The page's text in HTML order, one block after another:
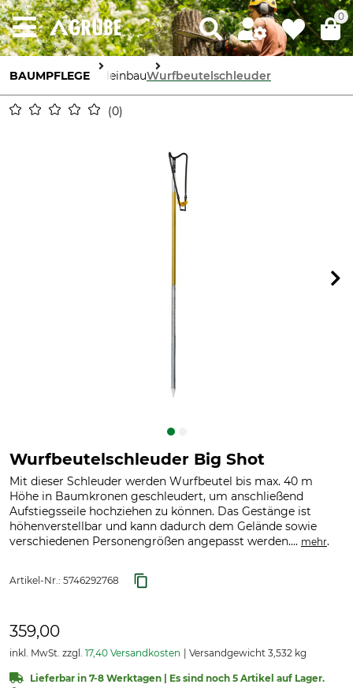
0
BAUMPFLEGE SeileinbauWurfbeutelschleuder
0
Wurfbeutelschleuder Big Shot
Mit dieser Schleuder werden Wurfbeutel bis max. 40 m
Höhe in Baumkronen geschleudert, um anschließend
Aufstiegsseile hochziehen zu können. Das Gestänge ist
höhenverstellbar und kann dadurch dem Gelände sowie
verschiedenen Personengrößen angepasst werden.... mehr.
Artikel-Nr.: 5746292768
359,00
inkl. MwSt. zzgl. 17,40 Versandkosten Versandgewicht 3,532 kg
Lieferbar in 7-8 Werktagen | Es sind noch 5 Artikel auf Lager.